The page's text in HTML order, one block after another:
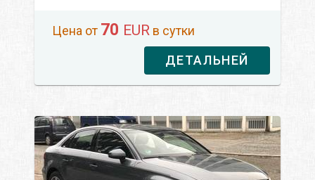
Цена от 70 EUR в сутки
ДЕТАЛЬНЕЙ